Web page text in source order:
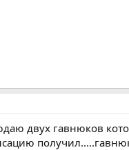
двух гавнюков